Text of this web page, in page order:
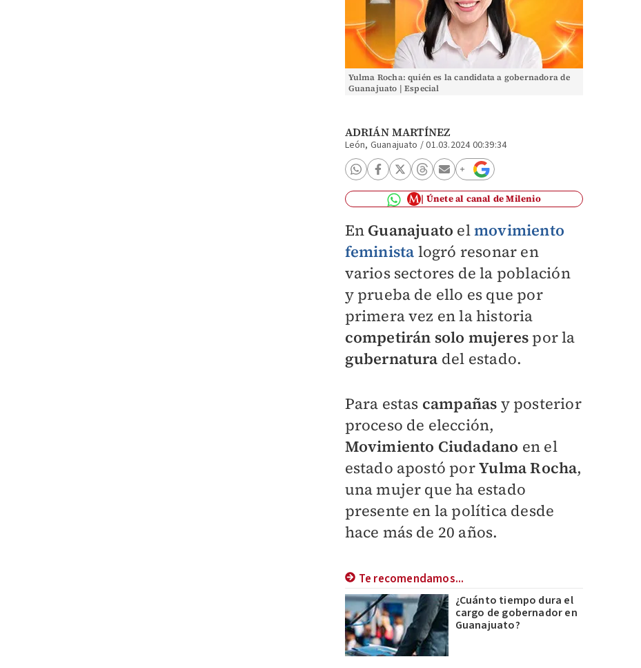
Yulma Rocha: quién es la candidata a gobernadora de
Guanajuato | Especial
ADRIÁN MARTÍNEZ
León, Guanajuato /01.03.2024 00:39:34
Únete al canal de Milenio
En Guanajuato elmovimiento
feminista logró resonar en
varios sectores de la población
y prueba de ello es que por
primera vez en la historia
competirán solo mujeres por la
gubernatura del estado.
Para estas campañas y posterior
proceso de elección,
Movimiento Ciudadano en el
estado apostó porYulma Rocha,
una mujer que ha estado
presente en la política desde
hace más de 20 años.
Te recomendamos...
¿Cuánto tiempo dura el
cargo de gobernador en
Guanajuato?